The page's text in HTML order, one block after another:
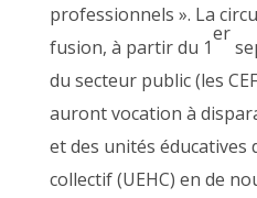
professionnels ». La
fusion, à partir du 1
er
du secteur public (les
auront vocation à
et des unités éducatives
collectif (UEHC) en de